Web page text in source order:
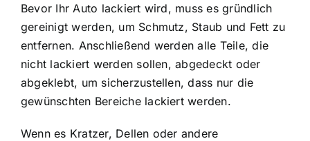
Bevor Ihr Auto lackiert wird, muss es gründlich
gereinigt werden, um Schmutz, Staub und Fett zu
entfernen. Anschließend werden alle Teile, die
nicht lackiert werden sollen, abgedeckt oder
abgeklebt, um sicherzustellen, dass nur die
gewünschten Bereiche lackiert werden.
Wenn es Kratzer, Dellen oder andere